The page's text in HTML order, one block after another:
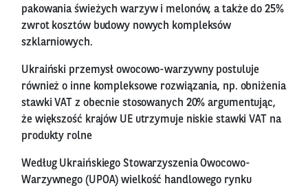
pakowania świeżych warzyw i melonów, a także do 25%
zwrot kosztów budowy nowych kompleksów
szklarniowych.
Ukraiński przemysł owocowo-warzywny postuluje
również o inne kompleksowe rozwiązania, np. obniżenia
stawki VAT z obecnie stosowanych 20% argumentując,
że większość krajów UE utrzymuje niskie stawki VAT na
produkty rolne
Według Ukraińskiego Stowarzyszenia Owocowo-
Warzywnego (UPOA) wielkość handlowego rynku